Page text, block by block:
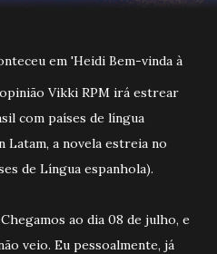
em 'Heidi Bem-vinda à
Vikki RPM irá estrear
com países de língua
Latam, a novela estreia no
de Língua espanhola).
ao dia 08 de julho, e
veio. Eu pessoalmente, já